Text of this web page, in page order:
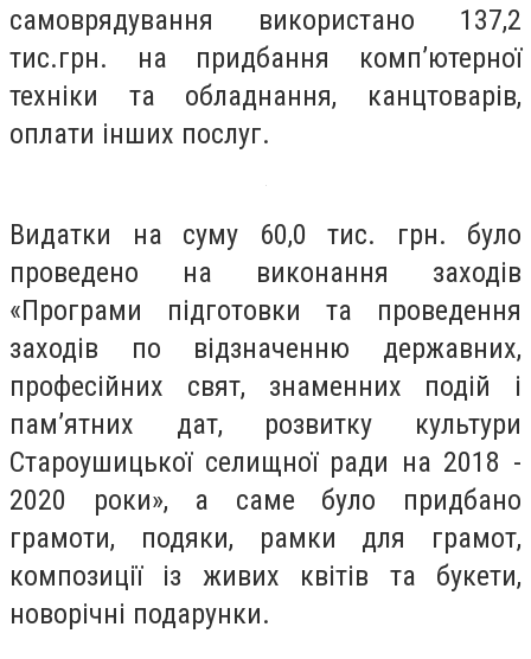
самоврядування використано 137,2
тис.грн. на придбання комп’ютерної
техніки та обладнання, канцтоварів,
оплати інших послуг.
Видатки на суму 60,0 тис. грн. було
проведено на виконання заходів
«Програми підготовки та проведення
заходів по відзначенню державних,
професійних свят, знаменних подій і
пам’ятних дат, розвитку культури
Староушицької селищної ради на 2018 -
2020 роки», а саме було придбано
грамоти, подяки, рамки для грамот,
композиції із живих квітів та букети,
новорічні подарунки.